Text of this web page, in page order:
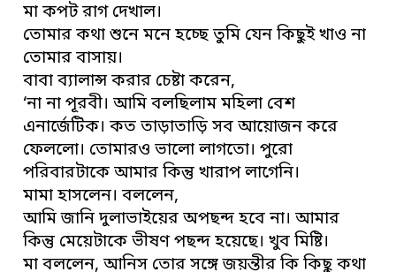
মা কপট রাগ দেখাল।
তোমার কথা শুনে মনে হচ্ছে তুমি যেন কিছুই খাও না
তোমার বাসায়।
বাবা ব্যালান্স করার চেষ্টা করেন,
‘না না পূরবী। আমি বলছিলাম মহিলা বেশ
এনার্জেটিক। কত তাড়াতাড়ি সব আয়োজন করে
ফেললো। তোমারও ভালো লাগতো। পুরো
পরিবারটাকে আমার কিন্তু খারাপ লাগেনি।
মামা হাসলেন। বললেন,
আমি জানি দুলাভাইয়ের অপছন্দ হবে না। আমার
কিন্তু মেয়েটাকে ভীষণ পছন্দ হয়েছে। খুব মিষ্টি।
মা বললেন, আনিস তোর সঙ্গে জয়ন্তীর কি কিছু কথা